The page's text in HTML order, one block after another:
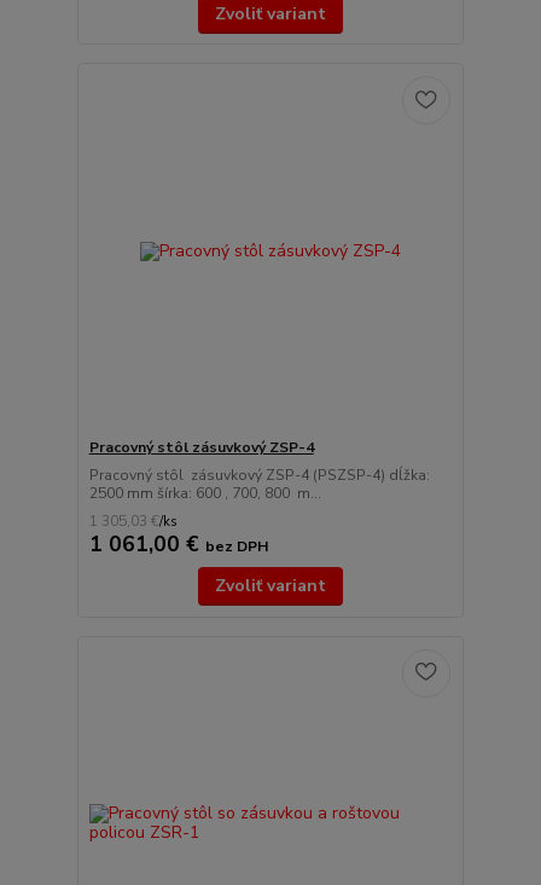
Zvoliť variant
Pracovný stôl zásuvkový ZSP-4
Pracovný stôl zásuvkový ZSP-4 (PSZSP-4) dĺžka:
2500 mm šírka: 600 , 700, 800 m...
1 305,03 €/ks
1 061,00 € bez DPH
Zvoliť variant